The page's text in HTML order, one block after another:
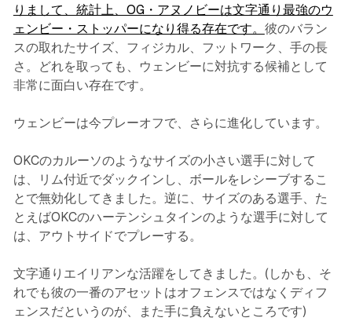
りまして、統計上、OG・アヌノビーは文字通り最強のウ
ェンビー・ストッパーになり得る存在です。 彼のバラン
スの取れたサイズ、フィジカル、フットワーク、手の長
さ。どれを取っても、ウェンビーに対抗する候補として
非常に面白い存在です。
ウェンビーは今プレーオフで、さらに進化しています。
OKCのカルーソのようなサイズの小さい選手に対して
は、リム付近でダックインし、ボールをレシーブするこ
とで無効化してきました。逆に、サイズのある選手、た
とえばOKCのハーテンシュタインのような選手に対して
は、アウトサイドでプレーする。
文字通りエイリアンな活躍をしてきました。(しかも、そ
れでも彼の一番のアセットはオフェンスではなくディフ
ェンスだというのが、また手に負えないところです)